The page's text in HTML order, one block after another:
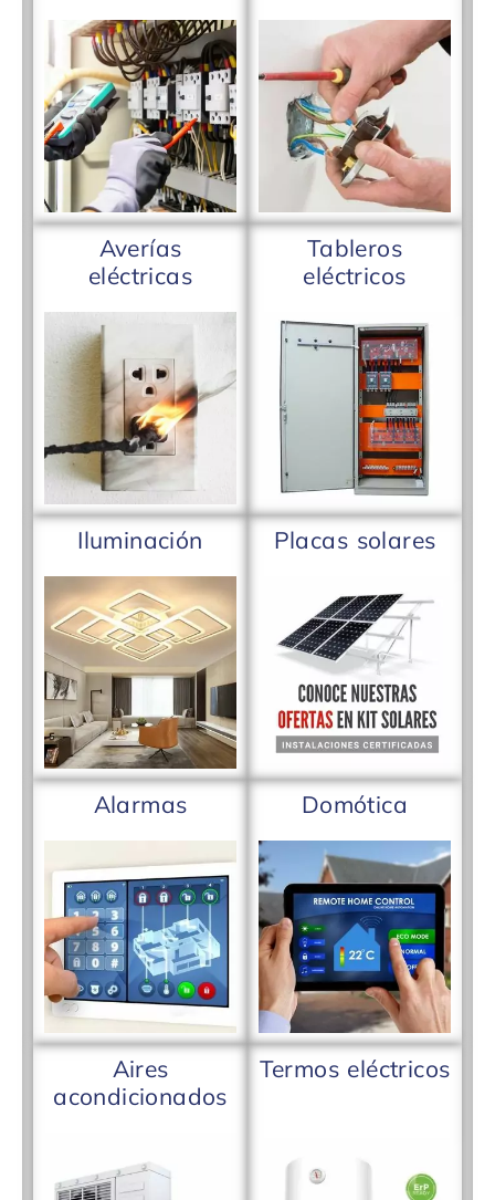
Averías
eléctricas
Tableros
eléctricos
Iluminación Placas solares
Alarmas Domótica
Aires
acondicionados
Termos eléctricos